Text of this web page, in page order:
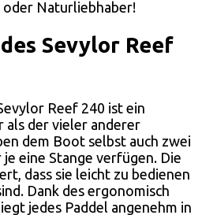
Naturliebhaber!
Sevylor Reef
Reef 240 ist ein
als der vieler anderer
dem Boot selbst auch zwei
eine Stange verfügen. Die
dass sie leicht zu bedienen
Dank des ergonomisch
jedes Paddel angenehm in